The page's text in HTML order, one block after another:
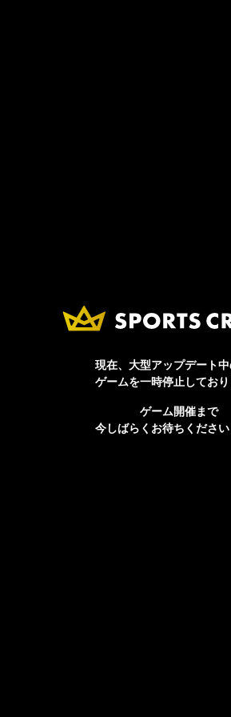
現在、大型アップデート
ゲームを一時停止しており
ゲーム開催まで
今しばらくお待ちください